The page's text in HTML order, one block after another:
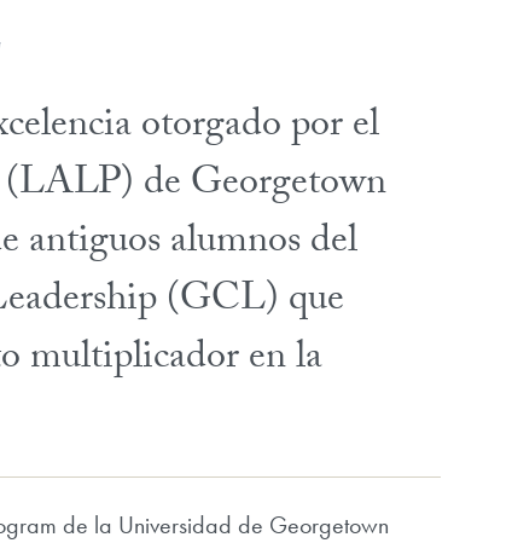
otorgado por el
de Georgetown
antiguos alumnos del
(GCL) que
multiplicador en la
de la Universidad de Georgetown